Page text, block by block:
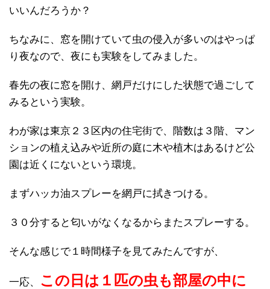
いいんだろうか？
ちなみに、窓を開けていて虫の侵入が多いのはやっぱ
り夜なので、夜にも実験をしてみました。
春先の夜に窓を開け、網戸だけにした状態で過ごして
みるという実験。
わが家は東京２３区内の住宅街で、階数は３階、マン
ションの植え込みや近所の庭に木や植木はあるけど公
園は近くにないという環境。
まずハッカ油スプレーを網戸に拭きつける。
３０分すると匂いがなくなるからまたスプレーする。
そんな感じで１時間様子を見てみたんですが、
一応、
この日は１匹の虫も部屋の中に